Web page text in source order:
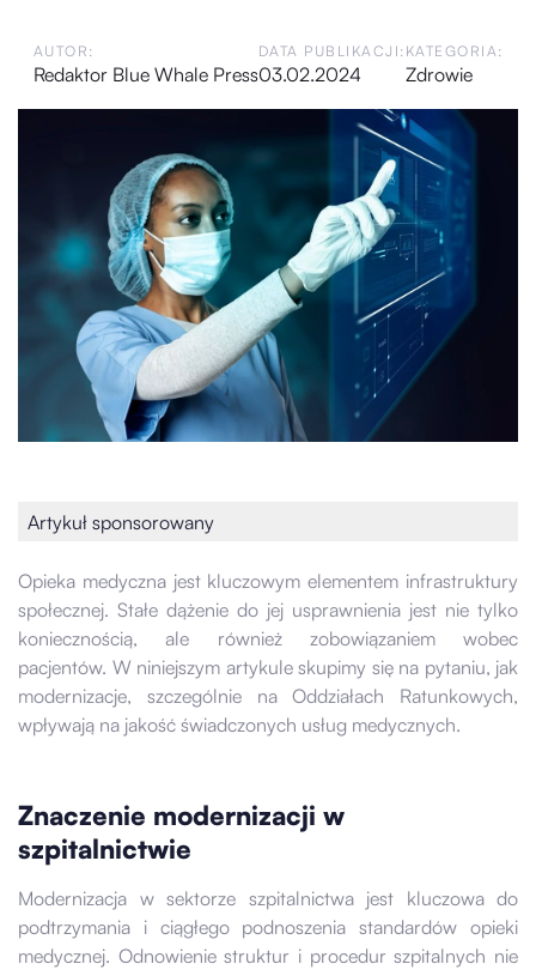
AUTOR:
Redaktor Blue Whale Press
DATA PUBLIKACJI:
03.02.2024
KATEGORIA:
Zdrowie
Artykuł sponsorowany
Opieka medyczna jest kluczowym elementem infrastruktury
społecznej. Stałe dążenie do jej usprawnienia jest nie tylko
koniecznością, ale również zobowiązaniem wobec
pacjentów. W niniejszym artykule skupimy się na pytaniu, jak
modernizacje, szczególnie na Oddziałach Ratunkowych,
wpływają na jakość świadczonych usług medycznych.
Znaczenie modernizacji w
szpitalnictwie
Modernizacja w sektorze szpitalnictwa jest kluczowa do
podtrzymania i ciągłego podnoszenia standardów opieki
medycznej. Odnowienie struktur i procedur szpitalnych nie